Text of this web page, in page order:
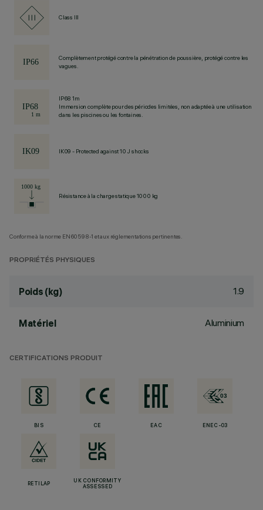
Class III
Complètement protégé contre la pénétration de poussière, protégé contre les
vagues.
IP68 1m
Immersion complète pour des périodes limitées, non adaptée à une utilisation
dans les piscines ou les fontaines.
IK09 - Protected against 10 J shocks
Résistance à la charge statique 1000 kg
Conforme à la norme EN60598-1 et aux réglementations pertinentes.
PROPRIÉTÉS PHYSIQUES
Poids (kg) 1.9
Matériel Aluminium
CERTIFICATIONS PRODUIT
BIS CE EAC ENEC-03
RETILAP
UK CONFORMITY
ASSESSED